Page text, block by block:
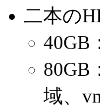
二本の
40GB
80GB
域、